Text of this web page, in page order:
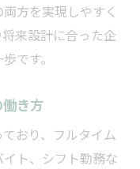
方を実現しやすく
来設計に合った企
です。
き方
おり、フルタイム
ト、シフト勤務な